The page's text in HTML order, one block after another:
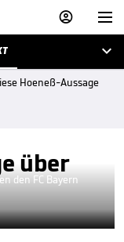



Hoeneß-Aussage
über
den FC Bayern